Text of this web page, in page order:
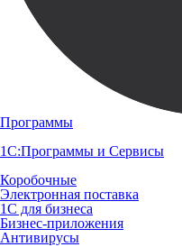
Программы
1С:Программы и Сервисы
Коробочные
Электронная поставка
1С для бизнеса
Бизнес-приложения
Антивирусы